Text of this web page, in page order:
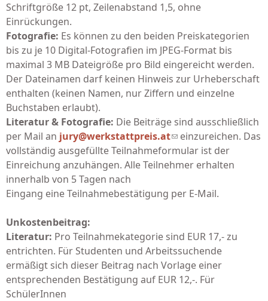
Schriftgröße 12 pt, Zeilenabstand 1,5, ohne
Einrückungen.
Fotografie: Es können zu den beiden Preiskategorien
bis zu je 10 Digital-Fotografien im JPEG-Format bis
maximal 3 MB Dateigröße pro Bild eingereicht werden.
Der Dateinamen darf keinen Hinweis zur Urheberschaft
enthalten (keinen Namen, nur Ziffern und einzelne
Buchstaben erlaubt).
Literatur & Fotografie: Die Beiträge sind ausschließlich
per Mail an jury@werkstattpreis.at(link sends e-mail)
einzureichen. Das
vollständig ausgefüllte Teilnahmeformular ist der
Einreichung anzuhängen. Alle Teilnehmer erhalten
innerhalb von 5 Tagen nach
Eingang eine Teilnahmebestätigung per E-Mail.
Unkostenbeitrag:
Literatur: Pro Teilnahmekategorie sind EUR 17,- zu
entrichten. Für Studenten und Arbeitssuchende
ermäßigt sich dieser Beitrag nach Vorlage einer
entsprechenden Bestätigung auf EUR 12,-. Für
SchülerInnen